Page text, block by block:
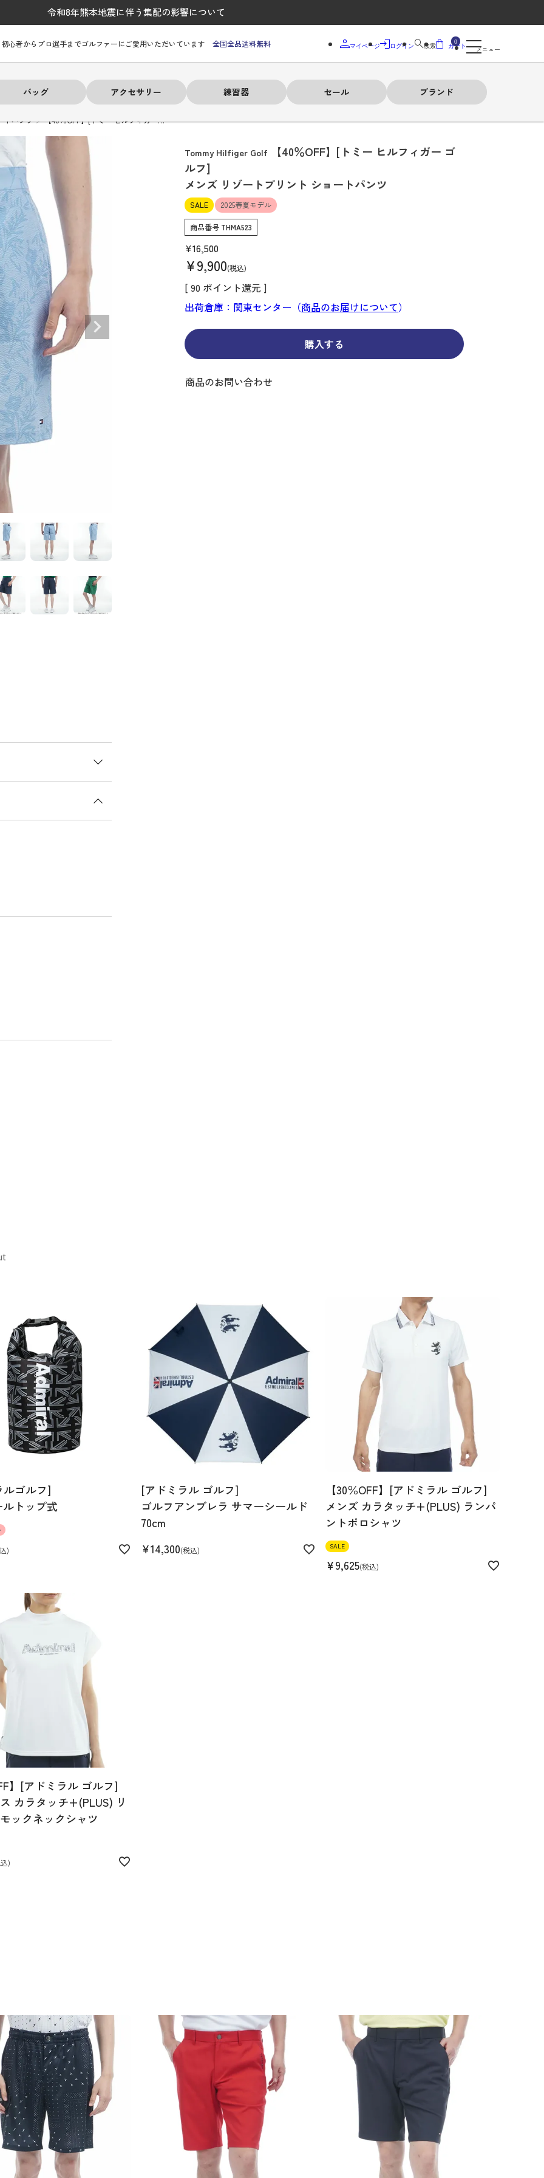
令和8年熊本地震に伴う集配の影響について
初心者からプロ選手までゴルファーにご愛用いただいています 全国全品送料無料 マイページ ログイン 検索
0
カート メニュー
バッグ アクセサリー 練習器 セール ブランド
ルフィガー
セール
長袖シャツ
セーター・トレーナー
ボトムス
ロングパンツ
レイン
ルフィガー
セール
長袖シャツ
セーター・トレーナー
ボトムス
ロングパンツ
キュロット
ルフィガー
セール
バッグ
キャディバッグ・カート
バッグ・キャスター付き
ボストンバッグ
バッグ
ース トラベルカバー
ルフィガー
セール
ソックス
ベルト
サングラス
ティー
レッグウォーマー
イ
ルフィガー
セール
スイング
ルフィガー
セール
レディースウェア
バッグ
ルフィガー
セール
Jack Bunny!!
BUNNY EDITION
new balance
Psycho Bunny
HILFIGER GOLF
SUNMOUNTAIN
ランド
トパンツ 【40％OFF】[トミー ヒルフィガー…
Tommy Hilfiger Golf
【40％OFF】[トミー ヒルフィガー ゴ
ルフ]
メンズ リゾートプリント ショートパンツ
SALE 2025春夏モデル
商品番号 THMA523
¥16,500
¥9,900 税込
[ 90 ポイント還元 ]
出荷倉庫：関東センター（商品のお届けについて）
購入する
商品のお問い合わせ
ります。
ワタリ:32.7cm /股
タリ:35.3cm /
ルゴルフ]
トップ式
[アドミラル ゴルフ]
ゴルフアンブレラ サマーシールド
70cm
¥14,300 税込
【30％OFF】[アドミラル ゴルフ]
メンズ カラタッチ+(PLUS) ランパ
ントポロシャツ
SALE
¥9,625 税込
】[アドミラル ゴルフ]
カラタッチ+(PLUS) リ
ックネックシャツ